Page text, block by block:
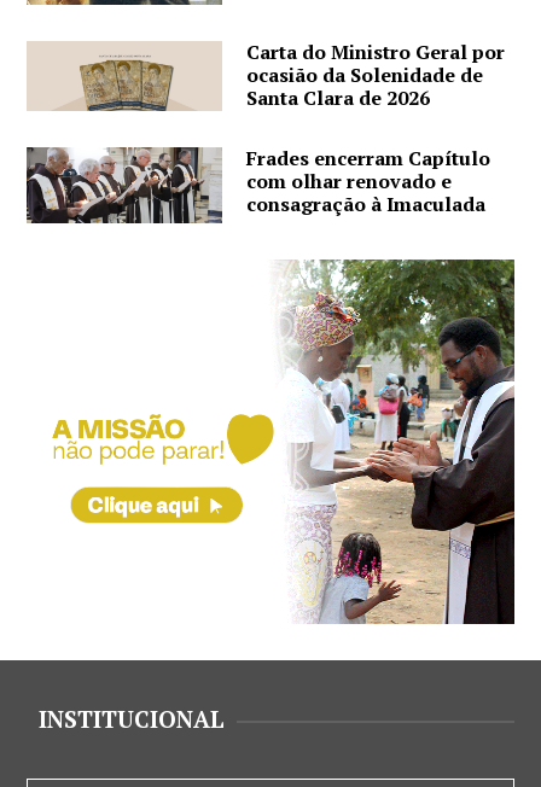
Carta do Ministro Geral por
ocasião da Solenidade de
Santa Clara de 2026
Frades encerram Capítulo
com olhar renovado e
consagração à Imaculada
INSTITUCIONAL